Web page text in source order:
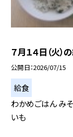
７月１４日（火）
公開日 2026/07/15
給食
わかめごはん み
いも